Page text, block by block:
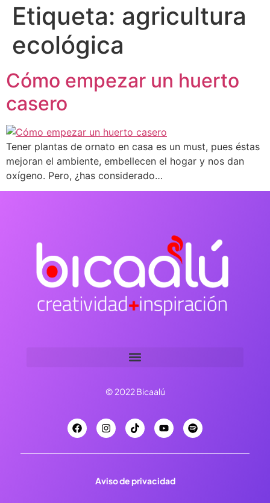
Etiqueta: agricultura
ecológica
Cómo empezar un huerto
casero
Tener plantas de ornato en casa es un must, pues éstas
mejoran el ambiente, embellecen el hogar y nos dan
oxígeno. Pero, ¿has considerado…
© 2022 Bicaalú
Aviso de privacidad